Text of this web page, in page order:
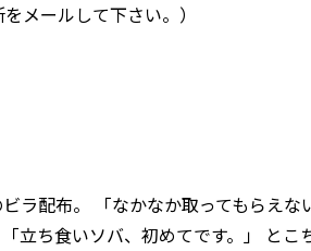
メールして下さい。）
ラ配布。 「なかなか取ってもらえな
ち食いソバ、初めてです。」 とこ